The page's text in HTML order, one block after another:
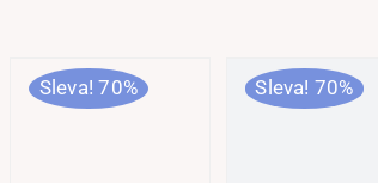
Sleva! 70% Sleva! 70%